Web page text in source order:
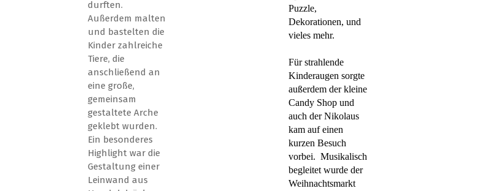
durften.
Außerdem malten
und bastelten die
Kinder zahlreiche
Tiere, die
anschließend an
eine große,
gemeinsam
gestaltete Arche
geklebt wurden.
Ein besonderes
Highlight war die
Gestaltung einer
Leinwand aus
Puzzle,
Dekorationen, und
vieles mehr.
Für strahlende
Kinderaugen sorgte
außerdem der kleine
Candy Shop und
auch der Nikolaus
kam auf einen
kurzen Besuch
vorbei. Musikalisch
begleitet wurde der
Weihnachtsmarkt